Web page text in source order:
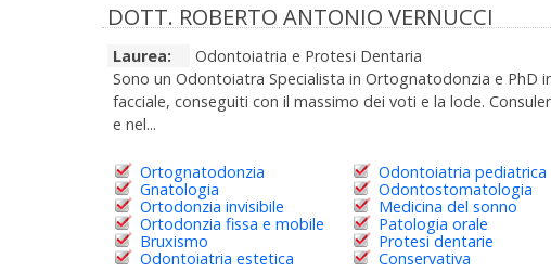
DOTT. ROBERTO ANTONIO VERNUCCI
Laurea:
Odontoiatria e Protesi Dentaria
Sono un Odontoiatra Specialista in Ortognatodonzia e
facciale, conseguiti con il massimo dei voti e la lode.
e nel...
Ortognatodonzia
Gnatologia
Ortodonzia invisibile
Ortodonzia fissa e mobile
Bruxismo
Odontoiatria estetica
Odontoiatria pediatrica
Odontostomatologia
Medicina del sonno
Patologia orale
Protesi dentarie
Conservativa